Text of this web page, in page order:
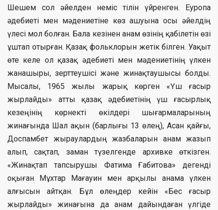
Шешем сол әйелден неміс тілін үйренген. Еуропа
әдебиеті мен мәдениетіне көз ашуына осы әйелдің
үлесі мол болған. Бала кезінен анам өзінің қабілетін өзі
ұштап отырған. Қазақ фольклорын жетік білген. Уақыт
өте келе ол қазақ әдебиеті мен мәдениетінің үлкен
жанашыры, зерттеушісі және жинақтаушысы болды.
Мысалы, 1965 жылы жарық көрген «Үш ғасыр
жырлайды» атты қазақ әдебиетінің үш ғасырлық
кезеңінің көрнекті өкілдері шығармаларының
жинағында Шал ақын (барлығы 13 өлең), Асан қайғы,
Доспамбет жыраулардың жазбаларын анам жазып
алып, сақтап, заман түзелгенде архивке өткізген.
«Жинақтап тапсырушы Фатима Ғабитова» дегенді
оқыған Мұхтар Мағауин мен арқылы анама үлкен
алғысын айтқан. Бұл өлеңдер кейін «Бес ғасыр
жырлайды» жинағына да анам дайындаған үлгіде